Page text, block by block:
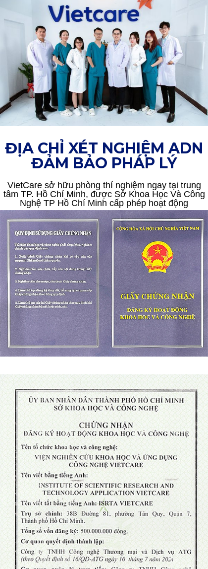
ĐỊA CHỈ XÉT NGHIỆM ADN
ĐẢM BẢO PHÁP LÝ
VietCare sở hữu phòng thí nghiệm ngay tại trung
tâm TP. Hồ Chí Minh, được Sở Khoa Học Và Công
Nghệ TP Hồ Chí Minh cấp phép hoạt động